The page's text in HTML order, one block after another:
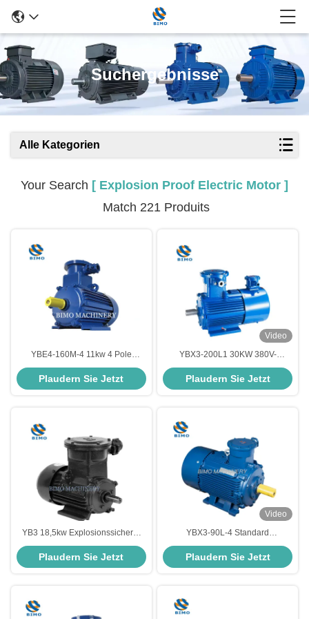
Suchergebnisse
Alle Kategorien
Your Search [ Explosion Proof Electric Motor ]
Match 221 Produits
YBE4-160M-4 11kw 4 Pole
Explosion Proof Elektromotor drei
Phasen
Plaudern Sie Jetzt
Video
YBX3-200L1 30KW 380V-
Baureihe Niedriglärm-Drei-
Phasen-Flammbeständiger
Explosionssicherer Elektromotor
Plaudern Sie Jetzt
YB3 18,5kw Explosionssicherer
Elektromotor 2 Pole 3000 Rpm
380V 660V für
Bergbauanwendungen
Plaudern Sie Jetzt
Video
YBX3-90L-4 Standard
explosionsgeschützter AC-
Asynchron-Elektromotor
Plaudern Sie Jetzt